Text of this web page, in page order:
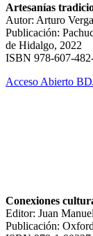
Artesanías
Autor: Arturo
Publicación:
de Hidalgo, 2022
ISBN 978-607-
Acceso Abierto
Conexiones
Editor: Juan
Publicación: